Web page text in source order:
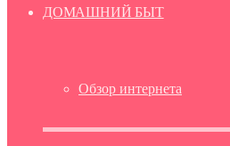
ДОМАШНИЙ БЫТ
Обзор интернета